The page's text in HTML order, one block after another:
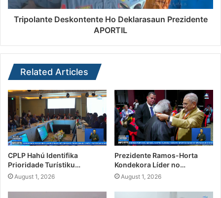
Tripolante Deskontente Ho Deklarasaun Prezidente
APORTIL
Related Articles
CPLP Hahú Identifika
Prioridade Turístiku…
August 1, 2026
Prezidente Ramos-Horta
Kondekora Líder no…
August 1, 2026